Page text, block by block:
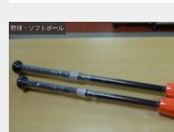
野球・ソフトボール